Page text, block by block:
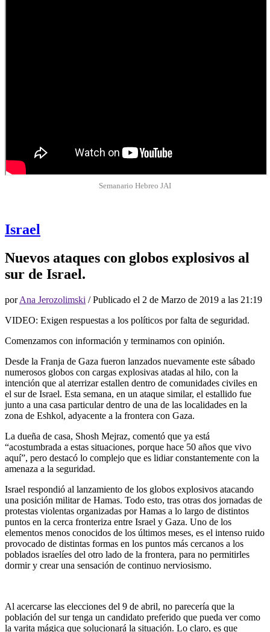
Semanario Hebreo JAI
Israel
Nuevos ataques con globos explosivos al
sur de Israel.
porAna Jerozolimski / Publicado el 2 de Marzo de 2019 a las 21:19
VIDEO: Exigen respuestas a los políticos por falta de seguridad.
Comenzamos con información y terminamos con opinión.
Desde la Franja de Gaza fueron lanzados nuevamente este sábado
numerosos globos con cargas explosivas atadas al hilo, con la
intención que al aterrizar estallen dentro de comunidades civiles en
el sur de Israel. Esta semana, en un ataque similar, el estallido fue
junto a una casa particular dentro de una de las localidades en la
zona de Eshkol, adyacente a la frontera con Gaza.
La dueña de casa, Shosh Mejraz, comentó que ya está
“acostumbrada a estas situaciones, porque hace 50 años que vivo
aquí”, pero destacó lo complejo que es lidiar constantemente con la
amenaza a la seguridad.
Israel respondió al lanzamiento de los globos explosivos atacando
una posición militar de Hamas. Todo esto, tras otras dos jornadas de
protestas violentas organizadas por Hamas a lo largo de distintos
puntos en la cerca fronteriza entre Israel y Gaza. Uno de los
elementos menos conocidos de los últimos meses, es el intenso ruido
provocado de distintas formas en los puntos más cercanos a los
poblados israelíes del otro lado de la frontera, para no permitirles
dormir y crear una sensación de continuo nerviosismo.
Al acercarse las elecciones del 9 de abril, no parecería que la
población del sur tenga un candidato preferido que pueda ver como
la varita mágica que solucionará la situación. Lo claro, es que